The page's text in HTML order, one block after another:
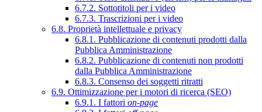
6.7.2. Sottotitoli per i video
6.7.3. Trascrizioni per i video
6.8. Proprietà intellettuale e privacy
6.8.1. Pubblicazione di contenuti prodotti dalla
Pubblica Amministrazione
6.8.2. Pubblicazione di contenuti non prodotti
dalla Pubblica Amministrazione
6.8.3. Consenso dei soggetti ritratti
6.9. Ottimizzazione per i motori di ricerca (SEO)
6.9.1. I fattori on-page